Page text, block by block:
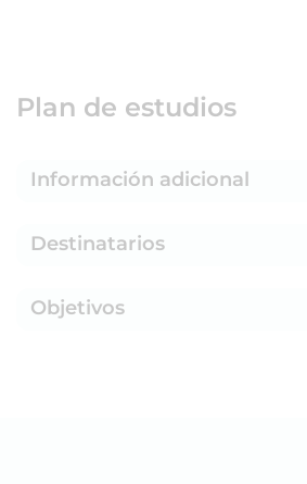
Plan de estudios
Información adicional
Destinatarios
Objetivos